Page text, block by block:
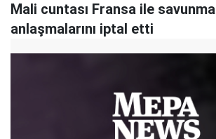
Mali cuntası Fransa ile savunma
anlaşmalarını iptal etti